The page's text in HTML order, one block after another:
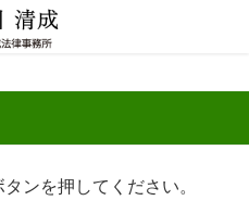
ンを押してください。